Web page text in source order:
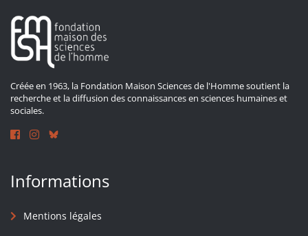
Créée en 1963, la Fondation Maison Sciences de l'Homme soutient la
recherche et la diffusion des connaissances en sciences humaines et
sociales.
Informations
Mentions légales